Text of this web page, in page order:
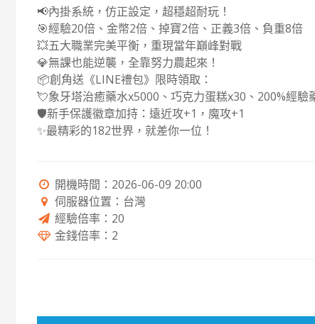
📢內掛系統，仿正設定，超穩超耐玩！
🎯經驗20倍、金幣2倍、掉寶2倍、正義3倍、負重8倍
💥五大職業完美平衡，重現當年巔峰對戰
💎無課也能逆襲，全靠努力農起來！
📦創角送《LINE禮包》限時領取：
💘象牙塔治癒藥水x5000、巧克力蛋糕x30、200%經驗
🛡新手保護徽章加持：遠近攻+1，魔攻+1
✨最精彩的182世界，就差你一位！
開機時間：2026-06-09 20:00
伺服器位置：台灣
經驗倍率：20
金錢倍率：2